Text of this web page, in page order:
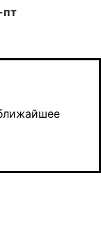
пт
ж/б, 250 гр.